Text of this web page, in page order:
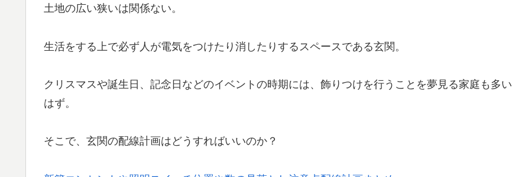
土地の広い狭いは関係ない。
生活をする上で必ず人が電気をつけたり消したりするスペースである玄関。
クリスマスや誕生日、記念日などのイベントの時期には、飾りつけを行うことを夢見る家庭も多い
はず。
そこで、玄関の配線計画はどうすればいいのか？